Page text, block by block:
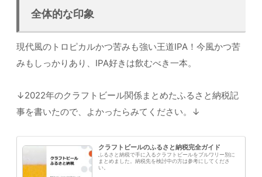
全体的な印象
現代風のトロピカルかつ苦みも強い王道IPA！今風かつ苦
みもしっかりあり、IPA好きは飲むべき一本。
↓2022年のクラフトビール関係まとめたふるさと納税記
事を書いたので、よかったらみてください。↓
クラフトビールのふるさと納税完全ガイド
ふるさと納税で手に入るクラフトビールをブルワリー別に
まとめました。納税先を検討中の方は参考にしてくださ
い。